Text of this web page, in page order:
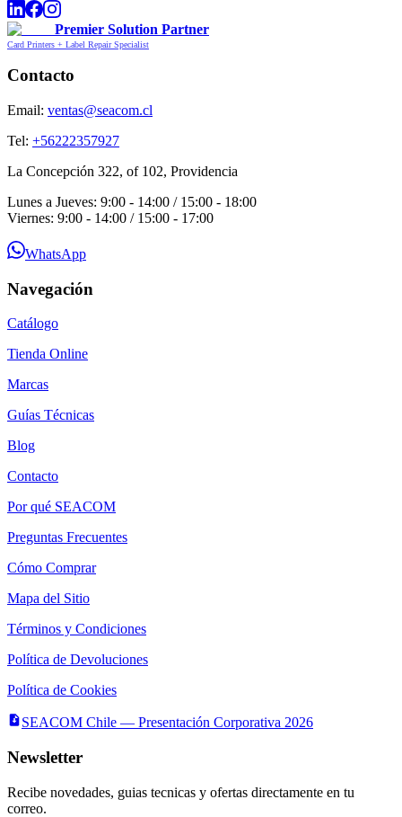
Premier Solution Partner
Card Printers + Label Repair Specialist
Contacto
Email: ventas@seacom.cl
Tel: +56222357927
La Concepción 322, of 102, Providencia
Lunes a Jueves: 9:00 - 14:00 / 15:00 - 18:00
Viernes: 9:00 - 14:00 / 15:00 - 17:00
WhatsApp
Navegación
Catálogo
Tienda Online
Marcas
Guías Técnicas
Blog
Contacto
Por qué SEACOM
Preguntas Frecuentes
Cómo Comprar
Mapa del Sitio
Términos y Condiciones
Política de Devoluciones
Política de Cookies
SEACOM Chile — Presentación Corporativa 2026
Newsletter
Recibe novedades, guias tecnicas y ofertas directamente en tu
correo.